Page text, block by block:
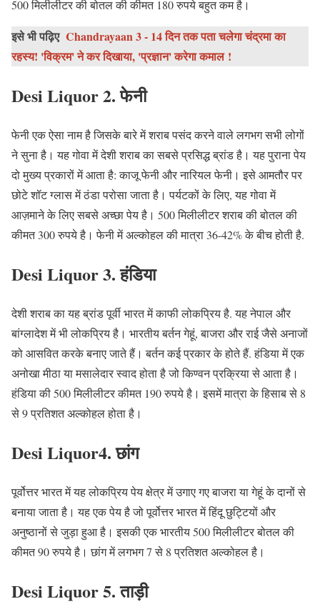
500 मिलीलीटर की बोतल की कीमत 180 रुपये बहुत कम है।
इसे भी पढ़िए Chandrayaan 3 - 14 दिन तक पता चलेगा चंद्रमा का
रहस्य! 'विक्रम' ने कर दिखाया, 'प्रज्ञान' करेगा कमाल !
Desi Liquor2. फेनी
फेनी एक ऐसा नाम है जिसके बारे में शराब पसंद करने वाले लगभग सभी लोगों
ने सुना है। यह गोवा में देशी शराब का सबसे प्रसिद्ध ब्रांड है। यह पुराना पेय
दो मुख्य प्रकारों में आता है: काजू फेनी और नारियल फेनी। इसे आमतौर पर
छोटे शॉट ग्लास में ठंडा परोसा जाता है। पर्यटकों के लिए, यह गोवा में
आज़माने के लिए सबसे अच्छा पेय है। 500 मिलीलीटर शराब की बोतल की
कीमत 300 रुपये है। फेनी में अल्कोहल की मात्रा 36-42% के बीच होती है.
Desi Liquor3. हंडिया
देशी शराब का यह ब्रांड पूर्वी भारत में काफी लोकप्रिय है. यह नेपाल और
बांग्लादेश में भी लोकप्रिय है। भारतीय बर्तन गेहूं, बाजरा और राई जैसे अनाजों
को आसवित करके बनाए जाते हैं। बर्तन कई प्रकार के होते हैं. हंडिया में एक
अनोखा मीठा या मसालेदार स्वाद होता है जो किण्वन प्रक्रिया से आता है।
हंडिया की 500 मिलीलीटर कीमत 190 रुपये है। इसमें मात्रा के हिसाब से 8
से 9 प्रतिशत अल्कोहल होता है।
Desi Liquor4. छांग
पूर्वोत्तर भारत में यह लोकप्रिय पेय क्षेत्र में उगाए गए बाजरा या गेहूं के दानों से
बनाया जाता है। यह एक पेय है जो पूर्वोत्तर भारत में हिंदू छुट्टियों और
अनुष्ठानों से जुड़ा हुआ है। इसकी एक भारतीय 500 मिलीलीटर बोतल की
कीमत 90 रुपये है। छांग में लगभग 7 से 8 प्रतिशत अल्कोहल है।
Desi Liquor5. ताड़ी